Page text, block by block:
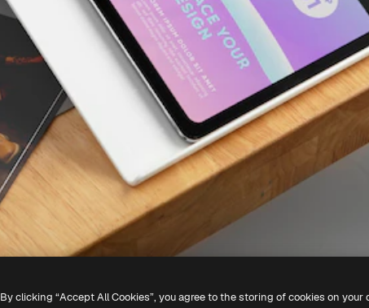
By clicking “Accept All Cookies”, you agree to the storing of cookies on